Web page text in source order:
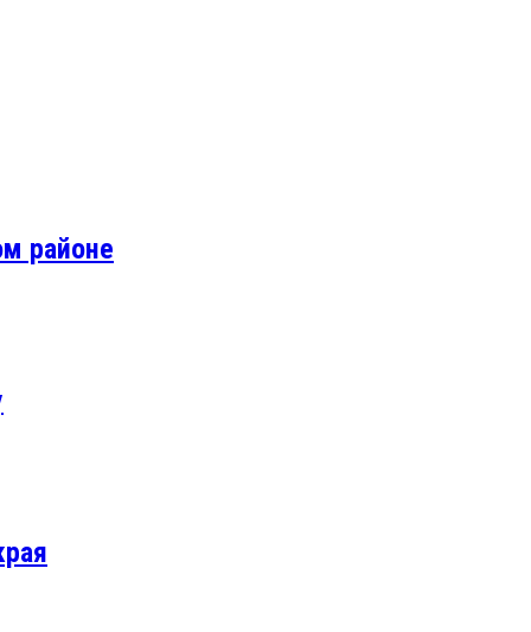
районе